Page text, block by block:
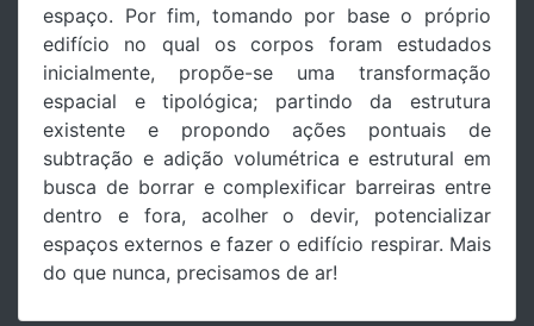
espaço. Por fim, tomando por base o próprio
edifício no qual os corpos foram estudados
inicialmente, propõe-se uma transformação
espacial e tipológica; partindo da estrutura
existente e propondo ações pontuais de
subtração e adição volumétrica e estrutural em
busca de borrar e complexificar barreiras entre
dentro e fora, acolher o devir, potencializar
espaços externos e fazer o edifício respirar. Mais
do que nunca, precisamos de ar!